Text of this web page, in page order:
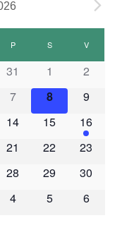
PPÉNTEK SSZOMBAT
VVASÁRNAP
31 1
2
7 8
9
14 15
16
21 22
23
28 29
30
4 5 6